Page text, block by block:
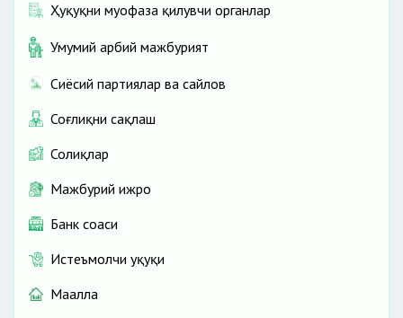
Ҳуқуқни муҳофаза қилувчи органлар
Умумий ҳарбий мажбурият
Сиёсий партиялар ва сайлов
Соғлиқни сақлаш
Солиқлар
Мажбурий ижро
Банк соҳаси
Истеъмолчи ҳуқуқи
Маҳалла